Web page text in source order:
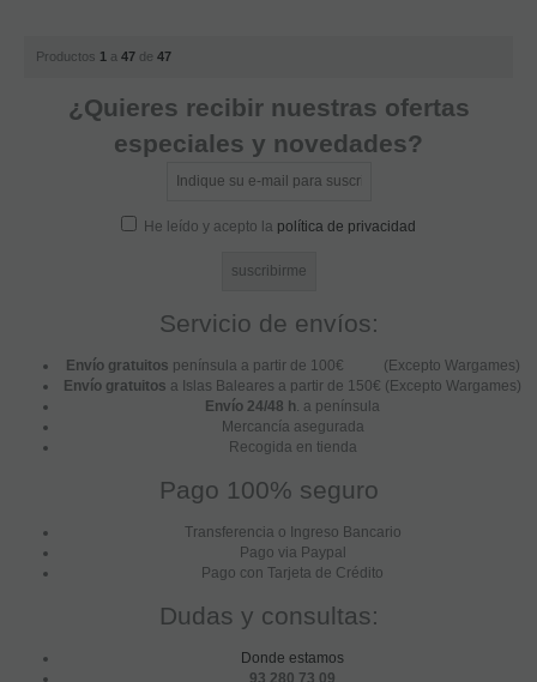
Productos 1 a 47 de 47
¿Quieres recibir nuestras ofertas
especiales y novedades?
He leído y acepto la política de privacidad
Servicio de envíos:
Envío gratuitos península a partir de 100€ (Excepto Wargames)
Envío gratuitos a Islas Baleares a partir de 150€ (Excepto Wargames)
Envío 24/48 h. a península
Mercancía asegurada
Recogida en tienda
Pago 100% seguro
Transferencia o Ingreso Bancario
Pago via Paypal
Pago con Tarjeta de Crédito
Dudas y consultas:
Donde estamos
93 280 73 09